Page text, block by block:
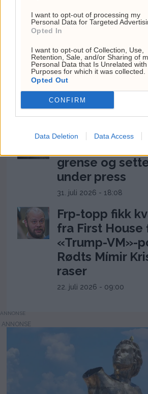
I want to opt-out of processing my
Personal Data for Targeted
Opted In
I want to opt-out of Collection, Use,
Retention, Sale, and/or Sharing of
Personal Data that Is Unrelated
Purposes for which it was collected.
Opted Out
CONFIRM
Data Deletion Data Access
Circio henter
veteran til
klinisk satsing i
4. august 2026 - 14:37
Ukens aksje:
etter Trumps
Ceuta-krisen:
grense og
under press
31. juli 2026 - 18:08
Frp-topp fikk
fra First House
«Trump-VM»-
Rødts Mímir
raser
22. juli 2026 - 09:00
ANNONSE